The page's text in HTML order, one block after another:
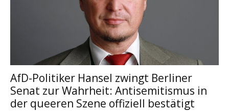
AfD-Politiker Hansel zwingt Berliner
Senat zur Wahrheit: Antisemitismus in
der queeren Szene offiziell bestätigt